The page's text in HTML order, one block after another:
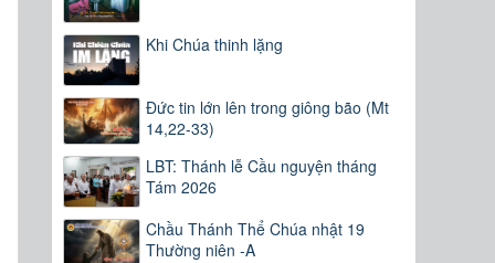
Khi Chúa thinh lặng
Đức tin lớn lên trong giông bão (Mt
14,22-33)
LBT: Thánh lễ Cầu nguyện tháng
Tám 2026
Chầu Thánh Thể Chúa nhật 19
Thường niên -A